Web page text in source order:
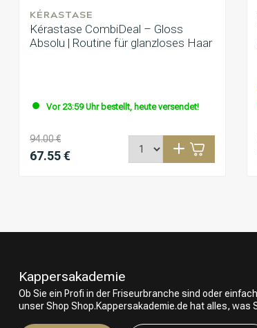
KÉRASTASE
Kérastase CombiDeal – Gloss
Absolu | Routine für glanzloses Haar
Vor 23:59 Uhr bestellt, heute versendet!
94.00 €
67.55 €
Kappersakademie
Ob Sie ein Profi in der Friseurbranche sind oder
unser Shop Shop.Kappersakademie.de hat alles, was